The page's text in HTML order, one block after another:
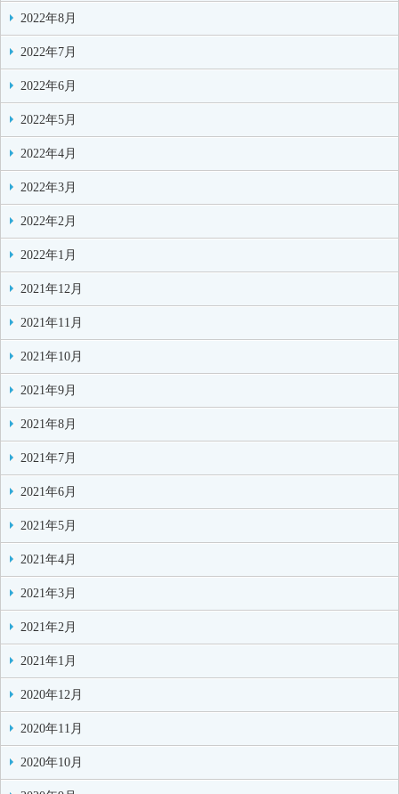
2022年8月
2022年7月
2022年6月
2022年5月
2022年4月
2022年3月
2022年2月
2022年1月
2021年12月
2021年11月
2021年10月
2021年9月
2021年8月
2021年7月
2021年6月
2021年5月
2021年4月
2021年3月
2021年2月
2021年1月
2020年12月
2020年11月
2020年10月